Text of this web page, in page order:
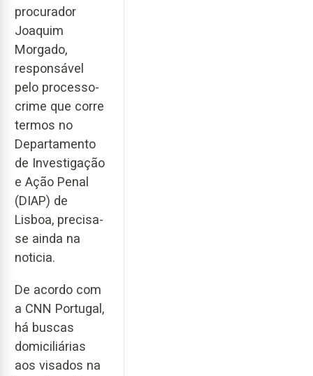
procurador
Joaquim
Morgado,
responsável
pelo processo-
crime que corre
termos no
Departamento
de Investigação
e Ação Penal
(DIAP) de
Lisboa, precisa-
se ainda na
noticia.
De acordo com
a CNN Portugal,
há buscas
domiciliárias
aos visados na